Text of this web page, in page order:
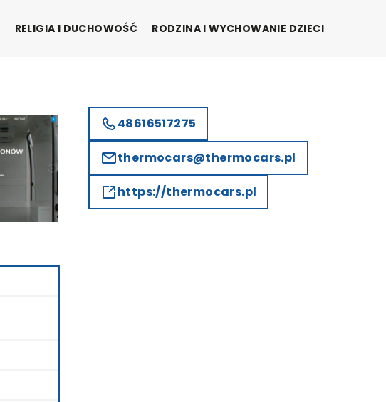
RELIGIA I DUCHOWOŚĆ RODZINA I WYCHOWANIE DZIECI
48616517275
thermocars@thermocars.pl
https://thermocars.pl